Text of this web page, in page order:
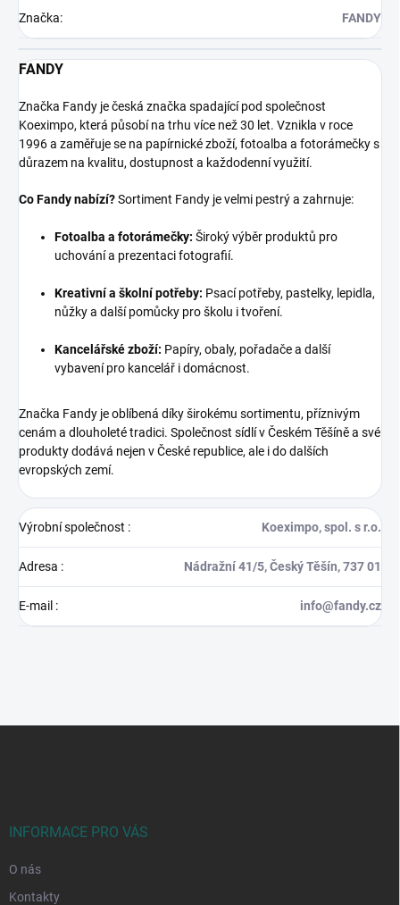
Značka: FANDY
FANDY
Značka Fandy je česká značka spadající pod společnost
Koeximpo, která působí na trhu více než 30 let. Vznikla v roce
1996 a zaměřuje se na papírnické zboží, fotoalba a fotorámečky s
důrazem na kvalitu, dostupnost a každodenní využití.
Co Fandy nabízí?Sortiment Fandy je velmi pestrý a zahrnuje:
Fotoalba a fotorámečky: Široký výběr produktů pro
uchování a prezentaci fotografií.
Kreativní a školní potřeby: Psací potřeby, pastelky, lepidla,
nůžky a další pomůcky pro školu i tvoření.
Kancelářské zboží: Papíry, obaly, pořadače a další
vybavení pro kancelář i domácnost.
Značka Fandy je oblíbená díky širokému sortimentu, příznivým
cenám a dlouholeté tradici. Společnost sídlí v Českém Těšíně a své
produkty dodává nejen v České republice, ale i do dalších
evropských zemí.
Výrobní společnost : Koeximpo, spol. s r.o.
Adresa : Nádražní 41/5, Český Těšín, 737 01
E-mail : info@fandy.cz
INFORMACE PRO VÁS
O nás
Kontakty